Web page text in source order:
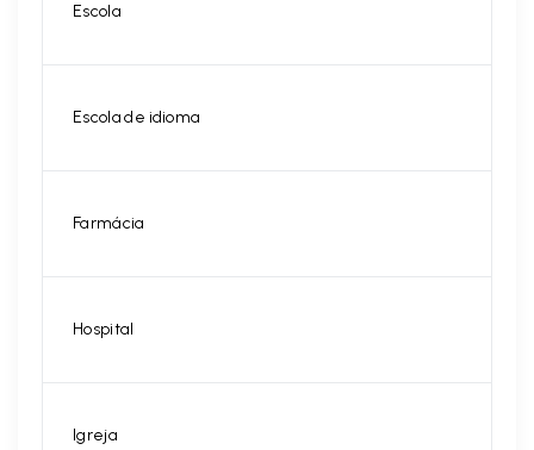
Escola
Escola de idioma
Farmácia
Hospital
Igreja